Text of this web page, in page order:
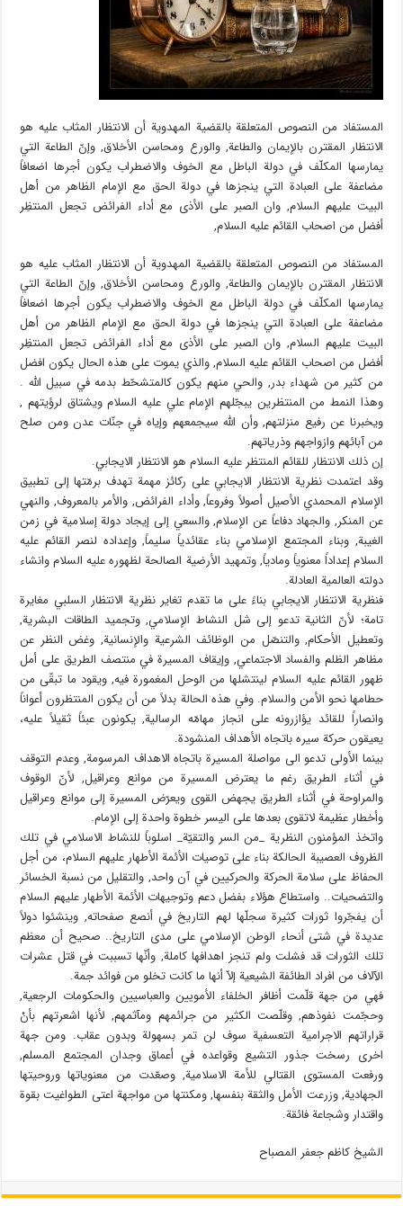
المستفاد من النصوص المتعلقة بالقضية المهدوية أن الانتظار المثاب عليه هو
الانتظار المقترن بالإيمان والطاعة, والورع ومحاسن الأخلاق, وإنّ الطاعة التي
يمارسها المكلّف في دولة الباطل مع الخوف والاضطراب يكون أجرها اضعافاً
مضاعفة على العبادة التي ينجزها في دولة الحق مع الإمام الظاهر من أهل
البيت عليهم السلام, وان الصبر على الأذى مع أداء الفرائض تجعل المنتظِر
أفضل من اصحاب القائم عليه السلام,
المستفاد من النصوص المتعلقة بالقضية المهدوية أن الانتظار المثاب عليه هو
الانتظار المقترن بالإيمان والطاعة, والورع ومحاسن الأخلاق, وإنّ الطاعة التي
يمارسها المكلّف في دولة الباطل مع الخوف والاضطراب يكون أجرها اضعافاً
مضاعفة على العبادة التي ينجزها في دولة الحق مع الإمام الظاهر من أهل
البيت عليهم السلام, وان الصبر على الأذى مع أداء الفرائض تجعل المنتظِر
أفضل من اصحاب القائم عليه السلام, والذي يموت على هذه الحال يكون افضل
من كثير من شهداء بدر, والحي منهم يكون كالمتشحّط بدمه في سبيل الله .
وهذا النمط من المنتظرين يبجّلهم الإمام علي عليه السلام ويشتاق لرؤيتهم ,
ويخبرنا عن رفيع منزلتهم, وأن الله سيجمعهم وإياه في جنّات عدن ومن صلح
من آبائهم وازواجهم وذرياتهم.
إن ذلك الانتظار للقائم المنتظر عليه السلام هو الانتظار الايجابي.
وقد اعتمدت نظرية الانتظار الايجابي على ركائز مهمة تهدف برمّتها إلى تطبيق
الإسلام المحمدي الأصيل أصولاً وفروعاً, وأداء الفرائض, والأمر بالمعروف, والنهي
عن المنكر, والجهاد دفاعاً عن الإسلام, والسعي إلى إيجاد دولة إسلامية في زمن
الغيبة, وبناء المجتمع الإسلامي بناء عقائدياً سليماً, وإعداده لنصر القائم عليه
السلام إعداداً معنوياً ومادياً, وتمهيد الأرضية الصالحة لظهوره عليه السلام وانشاء
دولته العالمية العادلة.
فنظرية الانتظار الايجابي بناءً على ما تقدم تغاير نظرية الانتظار السلبي مغايرة
تامة؛ لأنّ الثانية تدعو إلى شل النشاط الإسلامي, وتجميد الطاقات البشرية,
وتعطيل الأحكام, والتنصّل من الوظائف الشرعية والإنسانية, وغض النظر عن
مظاهر الظلم والفساد الاجتماعي, وإيقاف المسيرة في منتصف الطريق على أمل
ظهور القائم عليه السلام لينتشلها من الوحل المغمورة فيه, ويقود ما تبقّى من
حطامها نحو الأمن والسلام. وفي هذه الحالة بدلاً من أن يكون المنتظرون أعواناً
وانصاراً للقائد يؤازرونه على انجاز مهامّه الرسالية, يكونون عبئاً ثقيلاً عليه،
يعيقون حركة سيره باتجاه الأهداف المنشودة.
بينما الأولى تدعو الى مواصلة المسيرة باتجاه الاهداف المرسومة, وعدم التوقف
في أثناء الطريق رغم ما يعترض المسيرة من موانع وعراقيل, لأنّ الوقوف
والمراوحة في أثناء الطريق يجهض القوى ويعرّض المسيرة إلى موانع وعراقيل
وأخطار عظيمة لاتقوى بعدها على اليسر خطوة واحدة إلى الإمام.
واتخذ المؤمنون النظرية _من السر والتقيّة_ اسلوباً للنشاط الاسلامي في تلك
الظروف العصيبة الحالكة بناء على توصيات الأئمة الأطهار عليهم السلام، من أجل
الحفاظ على سلامة الحركة والحركيين في آن واحد, والتقليل من نسبة الخسائر
والتضحيات.. واستطاع هؤلاء بفضل دعم وتوجيهات الأئمة الأطهار عليهم السلام
أن يفجّروا ثورات كثيرة سجلّها لهم التاريخ في أنصع صفحاته, وينشئوا دولاً
عديدة في شتى أنحاء الوطن الإسلامي على مدى التاريخ.. صحيح أن معظم
تلك الثورات قد فشلت ولم تنجز اهدافها كاملة, وأنّها تسببت في قتل عشرات
الآلاف من افراد الطائفة الشيعية إلاّ أنها ما كانت تخلو من فوائد جمة.
فهي من جهة قلّمت أظافر الخلفاء الأمويين والعباسيين والحكومات الرجعية,
وحجّمت نفوذهم, وقلّصت الكثير من جرائمهم ومآثمهم, لأنها اشعرتهم بأنْ
قراراتهم الاجرامية التعسفية سوف لن تمر بسهولة وبدون عقاب. ومن جهة
اخرى رسخت جذور التشيع وقواعده في أعماق وجدان المجتمع المسلم,
ورفعت المستوى القتالي للأمة الاسلامية, وصعّدت من معنوياتها وروحيتها
الجهادية, وزرعت الأمل والثقة بنفسها, ومكنتها من مواجهة اعتى الطواغيت بقوة
واقتدار وشجاعة فائقة.
الشيخ كاظم جعفر المصباح